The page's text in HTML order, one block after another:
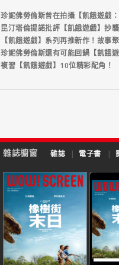
珍妮佛勞倫斯曾在拍攝【飢餓遊戲
昆汀塔倫提諾批評【飢餓遊戲】抄
【飢餓遊戲】系列再推新作！故事
珍妮佛勞倫斯還有可能回鍋【飢餓
複習【飢餓遊戲】10位精彩配角！
雜誌櫥窗 雜誌 | 電子書 |